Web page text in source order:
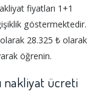
fiyatları 1+1
göstermektedir.
28.325 ₺ olarak
öğrenin.
nakliyat ücreti